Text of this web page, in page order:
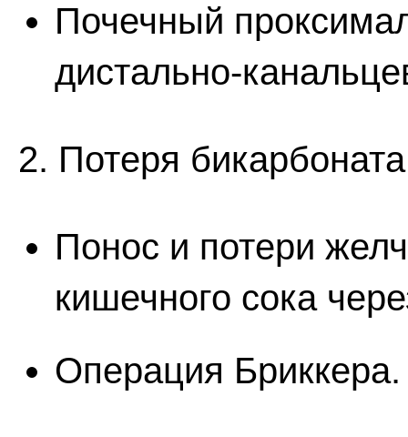
Почечный
дистально-
2. Потеря
Понос и потери
кишечного сока
Операция Бриккера.